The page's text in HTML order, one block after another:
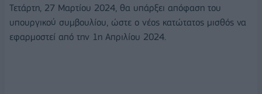
Τετάρτη, 27 Μαρτίου 2024, θα υπάρξει απόφαση του
υπουργικού συμβουλίου, ώστε ο νέος κατώτατος μισθός να
εφαρμοστεί από την 1η Απριλίου 2024.